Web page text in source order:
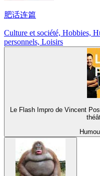
肥话连篇
Culture et société, Hobbies,
personnels, Loisirs
Le Flash Impro de Vincent